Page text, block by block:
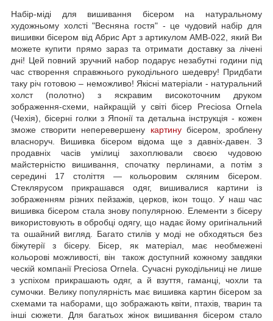
Набір-міді для вишивання бісером на натуральному
художньому холсті "Весняна гостя" - це чудовий набір для
вишивки бісером від Абрис Арт з артикулом AMB-022, який Ви
можете купити прямо зараз та отримати доставку за лічені
дні! Цей повний зручний набор подарує незабутні години під
час створення справжнього рукодільного шедевру! Придбати
таку річ готовою – неможливо! Якісні матеріали - натуральний
холст (полотно) з яскравим високоточним друком
зображення-схеми, найкращій у світі бісер Preciosa Ornela
(Чехія), бісерні голки з Японії та детальна інструкція - кожен
зможе створити неперевершену картинубісером, зроблену
власноруч. Вишивка бісером відома ще з давніх-давен. З
продавніх часів умілиці захоплювали своєю чудовою
майстерністю вишивання, спочатку перлинами, а потім з
середині 17 століття — кольоровим скляним бісером.
Стеклярусом прикрашався одяг, вишивалися картини із
зображенням різних пейзажів, церков, ікон тощо. У наш час
вишивка бісером стала знову популярною. Елементи з бісеру
використовують в обробці одягу, що надає йому оригінальний
та ошайний вигляд. Багато стилів у моді не обходяться без
біжутерії з бісеру. Бісер, як матеріал, має необмежені
кольорові можливості, він також доступний кожному завдяки
ческій компанії Preciosa Ornela. Сучасні рукодільниці не лише
з успіхом прикрашають одяг, а й взуття, гаманці, чохли та
сумочки. Велику популярність має вишивка картин бісером за
схемами та наборами, що зображають квіти, птахів, тварин та
інші сюжети. Для багатьох жінок вишивання бісером стало